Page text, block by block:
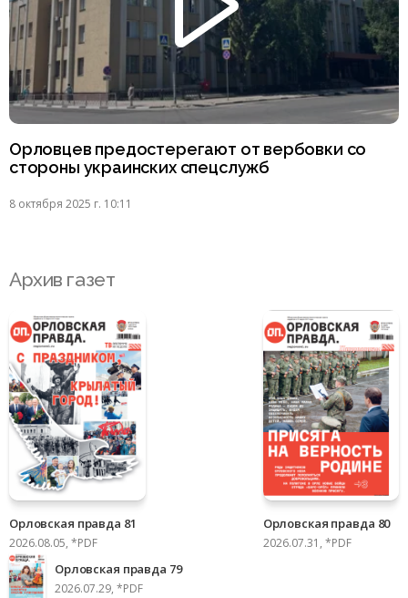
Орловцев предостерегают от вербовки со
стороны украинских спецслужб
8 октября 2025 г. 10:11
Архив газет
Орловская правда 81
2026.08.05, *PDF
Орловская правда 80
2026.07.31, *PDF
Орловская правда 79
2026.07.29, *PDF